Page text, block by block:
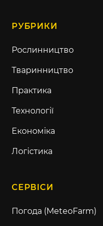
РУБРИКИ
Рослинництво
Тваринництво
Практика
Технології
Економіка
Логістика
СЕРВІСИ
Погода (MeteoFarm)